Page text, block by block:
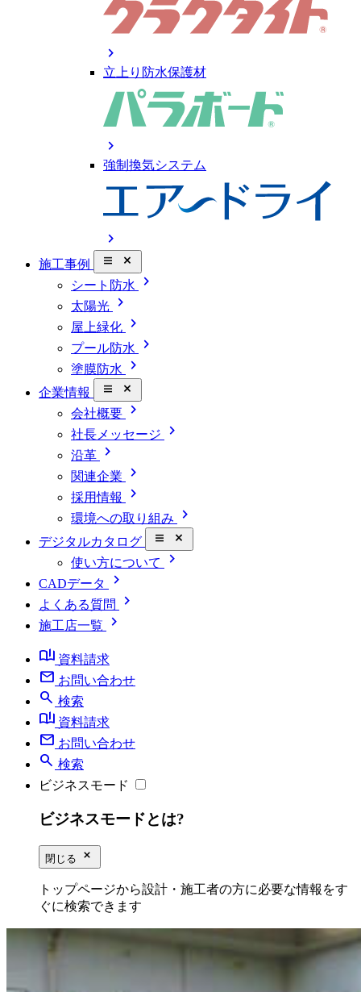
chevron_right
立上り防水保護材
chevron_right
強制換気システム
chevron_right
施工事例 close_small
シート防水 chevron_right
太陽光 chevron_right
屋上緑化 chevron_right
プール防水 chevron_right
塗膜防水 chevron_right
企業情報 close_small
会社概要 chevron_right
社長メッセージ chevron_right
沿革 chevron_right
関連企業 chevron_right
採用情報 chevron_right
環境への取り組み chevron_right
デジタルカタログ close_small
使い方について chevron_right
CADデータ chevron_right
よくある質問 chevron_right
施工店一覧
chevron_right
book_ribbon 資料請求
mail お問い合わせ
search 検索
book_ribbon 資料請求
mail お問い合わせ
search 検索
ビジネスモード
ビジネスモードとは?
閉じる close_small
トップページから設計・施工者の方に必要な情報をす
ぐに検索できます